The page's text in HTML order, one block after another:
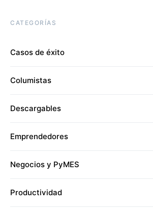
CATEGORÍAS
Casos de éxito
Columistas
Descargables
Emprendedores
Negocios y PyMES
Productividad